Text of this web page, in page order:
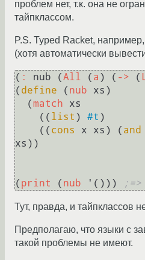
проблем нет, т.к. она не
тайпклассом.
P.S. Typed Racket,
(хотя автоматически
( : nub (All ( a ) ( -> (
( define ( nub xs)
  (
match xs
    ((
list ) #t )
    ((
cons x xs) ( and
xs))
( print ( nub '()))
Тут, правда, и тайпклассов
Предполагаю, что языки с
такой проблемы не имеют.